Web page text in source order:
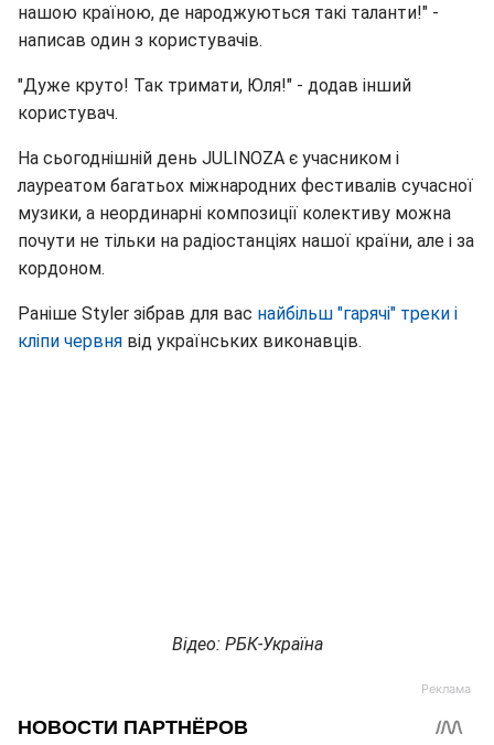
нашою країною, де народжуються такі таланти!" -
написав один з користувачів.
"Дуже круто! Так тримати, Юля!" - додав інший
користувач.
На сьогоднішній день JULINOZA є учасником і
лауреатом багатьох міжнародних фестивалів сучасної
музики, а неординарні композиції колективу можна
почути не тільки на радіостанціях нашої країни, але і за
кордоном.
Раніше Styler зібрав для вас найбільш "гарячі" треки і
кліпи червня від українських виконавців.
Відео: РБК-Україна